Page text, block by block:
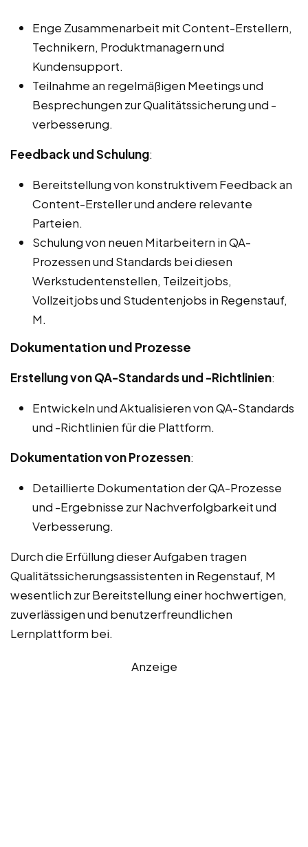
Enge Zusammenarbeit mit Content-Erstellern,
Technikern, Produktmanagern und
Kundensupport.
Teilnahme an regelmäßigen Meetings und
Besprechungen zur Qualitätssicherung und -
verbesserung.
Feedback und Schulung:
Bereitstellung von konstruktivem Feedback an
Content-Ersteller und andere relevante
Parteien.
Schulung von neuen Mitarbeitern in QA-
Prozessen und Standards bei diesen
Werkstudentenstellen, Teilzeitjobs,
Vollzeitjobs und Studentenjobs in Regenstauf,
M.
Dokumentation und Prozesse
Erstellung von QA-Standards und -Richtlinien:
Entwickeln und Aktualisieren von QA-Standards
und -Richtlinien für die Plattform.
Dokumentation von Prozessen:
Detaillierte Dokumentation der QA-Prozesse
und -Ergebnisse zur Nachverfolgbarkeit und
Verbesserung.
Durch die Erfüllung dieser Aufgaben tragen
Qualitätssicherungsassistenten in Regenstauf, M
wesentlich zur Bereitstellung einer hochwertigen,
zuverlässigen und benutzerfreundlichen
Lernplattform bei.
Anzeige